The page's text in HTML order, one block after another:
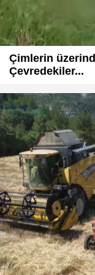
Çimlerin
Çevredekiler...